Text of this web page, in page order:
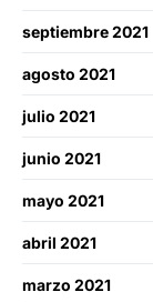
septiembre 2021
agosto 2021
julio 2021
junio 2021
mayo 2021
abril 2021
marzo 2021